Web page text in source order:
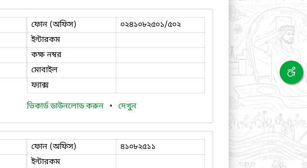
ফোন (অফিস)
০২৪১০৮২৫০১/৫০২
ইন্টারকম
কক্ষ নম্বর
মোবাইল
ফ্যাক্স
ভিকার্ড ডাউনলোড করুন • দেখুন
ফোন (অফিস)
৪১০৮২৫১১
ইন্টারকম